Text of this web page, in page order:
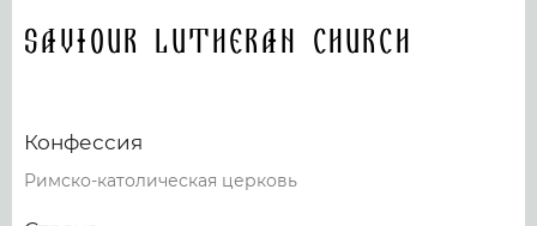
Saviour Lutheran Church
Конфессия
Римско-католическая церковь